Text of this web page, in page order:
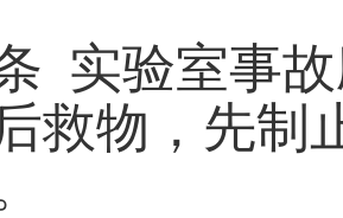
实验室事
救物，先制